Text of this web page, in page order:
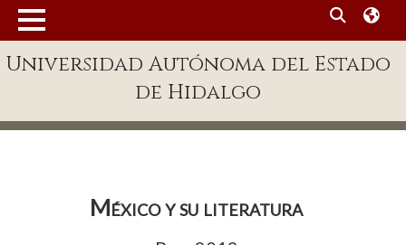
Enlaces
Universidad Autónoma del Estado
de Hidalgo
México y su literatura